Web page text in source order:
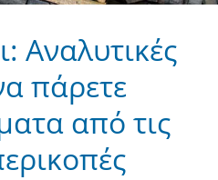
Αναλυτικές
πάρετε
από τις